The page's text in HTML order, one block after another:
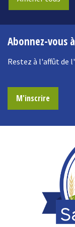
Abonnez-vous
Restez à l'affût de
M'inscrire